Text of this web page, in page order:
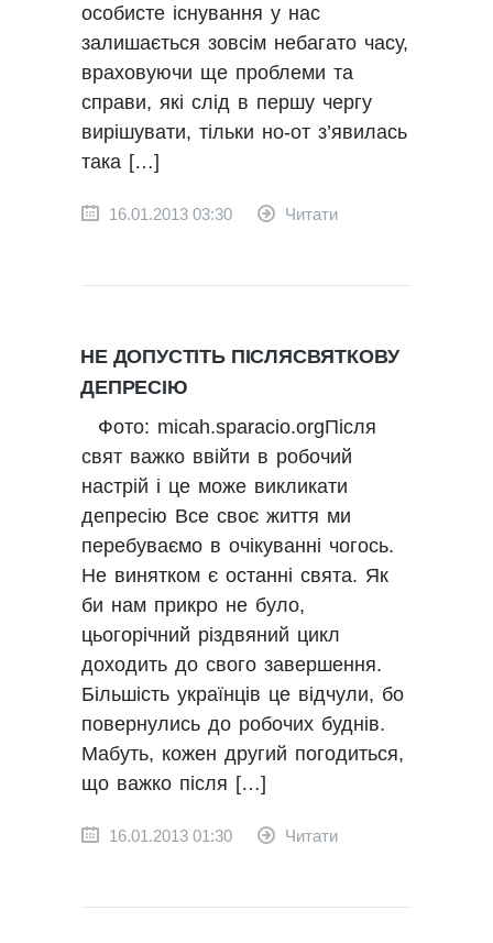
особисте існування у нас
залишається зовсім небагато часу,
враховуючи ще проблеми та
справи, які слід в першу чергу
вирішувати, тільки но-от з’явилась
така […]
16.01.2013 03:30 Читати
НЕ ДОПУСТІТЬ ПІСЛЯСВЯТКОВУ
ДЕПРЕСІЮ
Фото: micah.sparacio.orgПісля
свят важко ввійти в робочий
настрій і це може викликати
депресію Все своє життя ми
перебуваємо в очікуванні чогось.
Не винятком є останні свята. Як
би нам прикро не було,
цьогорічний різдвяний цикл
доходить до свого завершення.
Більшість українців це відчули, бо
повернулись до робочих буднів.
Мабуть, кожен другий погодиться,
що важко після […]
16.01.2013 01:30 Читати